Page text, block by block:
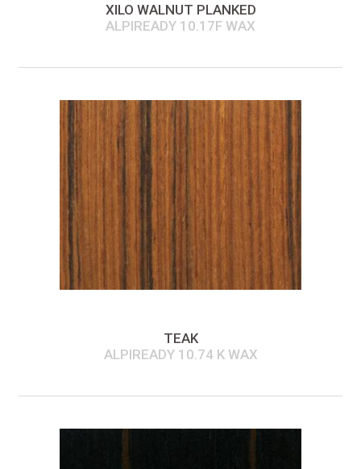
XILO WALNUT PLANKED
ALPIREADY 10.17F WAX
TEAK
ALPIREADY 10.74 K WAX